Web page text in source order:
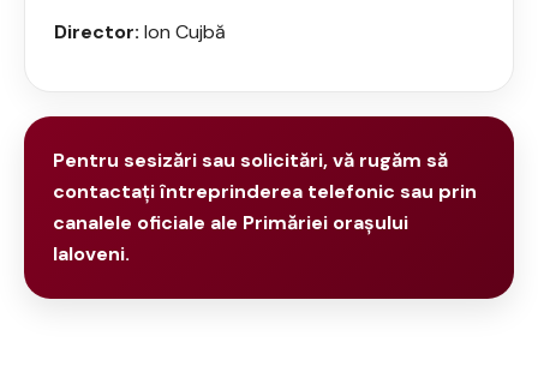
Director: Ion Cujbă
Pentru sesizări sau solicitări, vă rugăm să
contactați întreprinderea telefonic sau prin
canalele oficiale ale Primăriei orașului
Ialoveni.